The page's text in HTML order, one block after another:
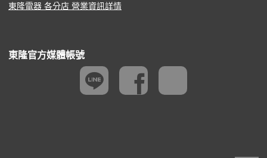
東隆電器 各分店 營業資訊詳情
東隆官方媒體帳號